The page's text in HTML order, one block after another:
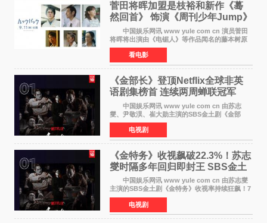
菅田将晖加盟是枝裕和新作《蓦
然回首》 饰演《周刊少年Jump》
编辑
中国娱乐网讯 www yule com cn 演员菅田
将晖将出演由《电锯人》等作品闻名的藤本树原
作漫画改编的电影《蓦然回首》（是枝裕和导
演）。菅田饰演的角色是初中时代两位主人公带
着完成的作品前去
看电影
《金部长》登顶Netflix全球非英
语剧集榜首 连续两周蝉联冠军
中国娱乐网讯 www yule com cn 由苏志
燮、尹敬淏、崔大勋主演的SBS金土剧《金部
长》持续席卷全球，收获海内外观众热烈反
响。 15日，据Netflix官方排行榜网站Tudum
公布的数据，SBS金土剧《
电视剧
《金特务》收视飙破22.3%！苏志
燮时隔多年回归即封王 SBS金土
剧新纪录诞生
中国娱乐网讯 www yule com cn 由苏志燮
主演的SBS金土剧《金特务》收视率持续狂飙！7
月11日播出的第6集全国平均收视率高达22 3%，
瞬间最高更冲上26 4%，不仅再度刷新自身纪
录，更稳坐同时段
电视剧